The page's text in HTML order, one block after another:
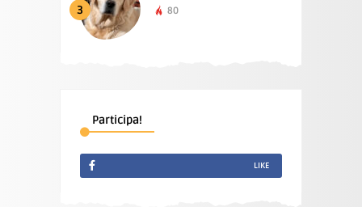
3 80
Participa!
LIKE